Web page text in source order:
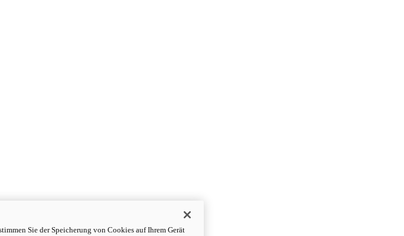
Sie der Speicherung von Cookies auf Ihrem Gerät